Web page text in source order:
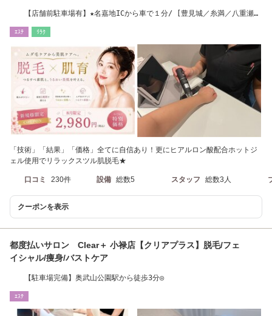
【店舗前駐車場有】★名嘉地ICから車で１分/ [豊見城／糸満／八重瀬／
ｴｽﾃ ﾘﾗｸ
「技術」「結果」「価格」全てに自信あり！更にヒアルロン酸配合ホットジ
ェル使用でリラックスツル肌脱毛★
口コミ 230件 設備 総数5 スタッフ 総数3人
クーポンを表示
都度払いサロン Clear＋ 小禄店【クリアプラス】脱毛/フェ
イシャル/痩身/バストケア
【駐車場完備】奥武山公園駅から徒歩3分◎
ｴｽﾃ